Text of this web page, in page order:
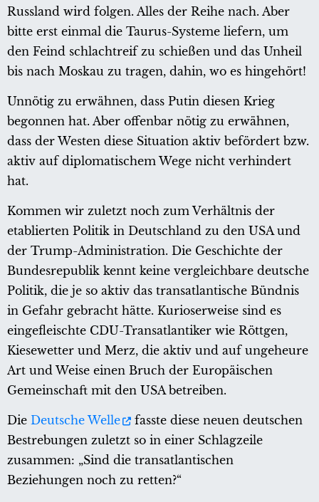
Russland wird folgen. Alles der Reihe nach. Aber
bitte erst einmal die Taurus-Systeme liefern, um
den Feind schlachtreif zu schießen und das Unheil
bis nach Moskau zu tragen, dahin, wo es hingehört!
Unnötig zu erwähnen, dass Putin diesen Krieg
begonnen hat. Aber offenbar nötig zu erwähnen,
dass der Westen diese Situation aktiv befördert bzw.
aktiv auf diplomatischem Wege nicht verhindert
hat.
Kommen wir zuletzt noch zum Verhältnis der
etablierten Politik in Deutschland zu den USA und
der Trump-Administration. Die Geschichte der
Bundesrepublik kennt keine vergleichbare deutsche
Politik, die je so aktiv das transatlantische Bündnis
in Gefahr gebracht hätte. Kurioserweise sind es
eingefleischte CDU-Transatlantiker wie Röttgen,
Kiesewetter und Merz, die aktiv und auf ungeheure
Art und Weise einen Bruch der Europäischen
Gemeinschaft mit den USA betreiben.
Die Deutsche Welle
fasste diese neuen deutschen
Bestrebungen zuletzt so in einer Schlagzeile
zusammen: „Sind die transatlantischen
Beziehungen noch zu retten?“